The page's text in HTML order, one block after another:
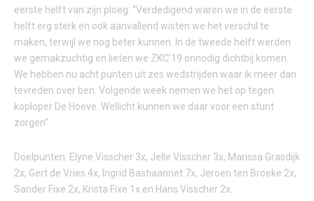
eerste helft van zijn ploeg: “Verdedigend waren we in de eerste
helft erg sterk en ook aanvallend wisten we het verschil te
maken, terwijl we nog beter kunnen. In de tweede helft werden
we gemakzuchtig en lieten we ZKC’19 onnodig dichtbij komen.
We hebben nu acht punten uit zes wedstrijden waar ik meer dan
tevreden over ben. Volgende week nemen we het op tegen
koploper De Hoeve. Wellicht kunnen we daar voor een stunt
zorgen”.
Doelpunten: Elyne Visscher 3x, Jelle Visscher 3x, Marissa Grasdijk
2x, Gert de Vries 4x, Ingrid Bastiaannet 7x, Jeroen ten Broeke 2x,
Sander Fixe 2x, Krista Fixe 1x en Hans Visscher 2x.